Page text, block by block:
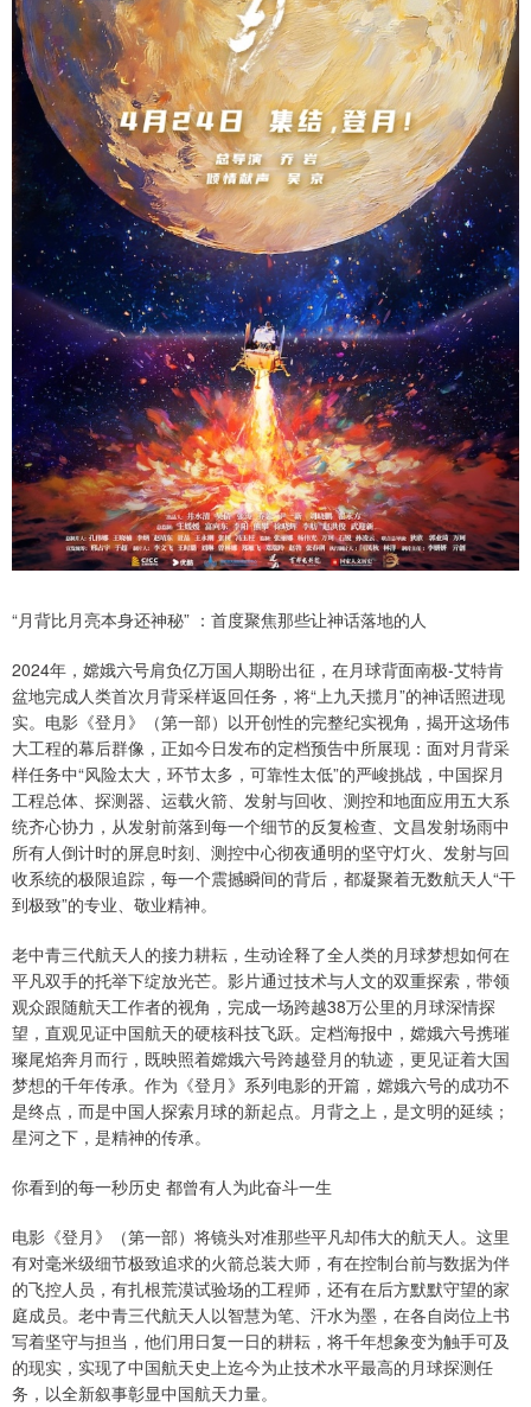
“月背比月亮本身还神秘” ：首度聚焦那些让神话落地的人
2024年，嫦娥六号肩负亿万国人期盼出征，在月球背面南极-艾特肯
盆地完成人类首次月背采样返回任务，将“上九天揽月”的神话照进现
实。电影《登月》（第一部）以开创性的完整纪实视角，揭开这场伟
大工程的幕后群像，正如今日发布的定档预告中所展现：面对月背采
样任务中“风险太大，环节太多，可靠性太低”的严峻挑战，中国探月
工程总体、探测器、运载火箭、发射与回收、测控和地面应用五大系
统齐心协力，从发射前落到每一个细节的反复检查、文昌发射场雨中
所有人倒计时的屏息时刻、测控中心彻夜通明的坚守灯火、发射与回
收系统的极限追踪，每一个震撼瞬间的背后，都凝聚着无数航天人“干
到极致”的专业、敬业精神。
老中青三代航天人的接力耕耘，生动诠释了全人类的月球梦想如何在
平凡双手的托举下绽放光芒。影片通过技术与人文的双重探索，带领
观众跟随航天工作者的视角，完成一场跨越38万公里的月球深情探
望，直观见证中国航天的硬核科技飞跃。定档海报中，嫦娥六号携璀
璨尾焰奔月而行，既映照着嫦娥六号跨越登月的轨迹，更见证着大国
梦想的千年传承。作为《登月》系列电影的开篇，嫦娥六号的成功不
是终点，而是中国人探索月球的新起点。月背之上，是文明的延续；
星河之下，是精神的传承。
你看到的每一秒历史 都曾有人为此奋斗一生
电影《登月》（第一部）将镜头对准那些平凡却伟大的航天人。这里
有对毫米级细节极致追求的火箭总装大师，有在控制台前与数据为伴
的飞控人员，有扎根荒漠试验场的工程师，还有在后方默默守望的家
庭成员。老中青三代航天人以智慧为笔、汗水为墨，在各自岗位上书
写着坚守与担当，他们用日复一日的耕耘，将千年想象变为触手可及
的现实，实现了中国航天史上迄今为止技术水平最高的月球探测任
务，以全新叙事彰显中国航天力量。